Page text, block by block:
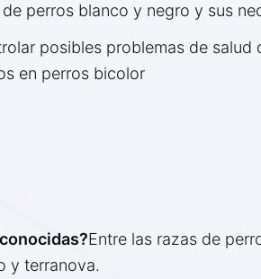
perros blanco y negro y sus
posibles problemas de
en perros bicolor
Entre las razas de
y terranova.